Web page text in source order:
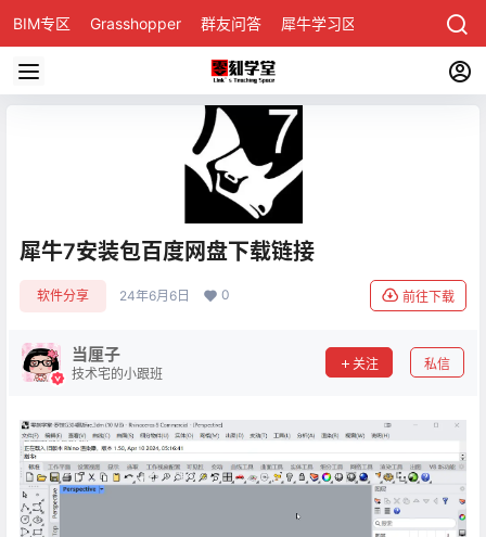
BIM专区 Grasshopper 群友问答 犀牛学习区
犀牛7安装包百度网盘下载链接
软件分享 24年6月6日 0 前往下载
当厘子
技术宅的小跟班
关注 私信